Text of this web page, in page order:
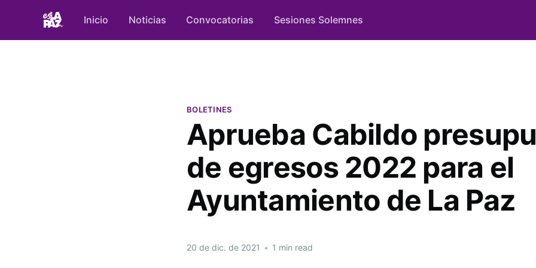
Inicio Noticias Convocatorias Sesiones Solemnes
BOLETINES
Aprueba Cabildo
de egresos 2022 para el
Ayuntamiento de La Paz
20 de dic. de 2021 • 1 min read